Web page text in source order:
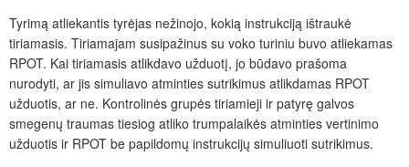
Tyrimą atliekantis tyrėjas nežinojo, kokią instrukciją ištraukė
tiriamasis. Tiriamajam susipažinus su voko turiniu buvo atliekamas
RPOT. Kai tiriamasis atlikdavo užduotį, jo būdavo prašoma
nurodyti, ar jis simuliavo atminties sutrikimus atlikdamas RPOT
užduotis, ar ne. Kontrolinės grupės tiriamieji ir patyrę galvos
smegenų traumas tiesiog atliko trumpalaikės atminties vertinimo
užduotis ir RPOT be papildomų instrukcijų simuliuoti sutrikimus.